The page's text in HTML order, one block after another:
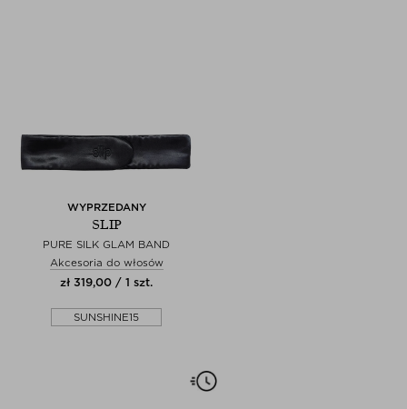
WYPRZEDANY
SLIP
PURE SILK GLAM BAND
Akcesoria do włosów
zł 319,00 / 1 szt.
SUNSHINE15